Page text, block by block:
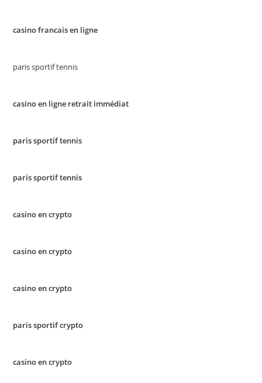
casino francais en ligne
paris sportif tennis
casino en ligne retrait immédiat
paris sportif tennis
paris sportif tennis
casino en crypto
casino en crypto
casino en crypto
paris sportif crypto
casino en crypto